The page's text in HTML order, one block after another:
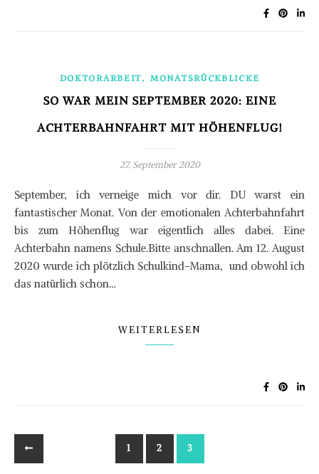
DOKTORARBEIT,MONATSRÜCKBLICKE
SO WAR MEIN SEPTEMBER 2020: EINE
ACHTERBAHNFAHRT MIT HÖHENFLUG!
27. September 2020
September, ich verneige mich vor dir. DU warst ein
fantastischer Monat. Von der emotionalen Achterbahnfahrt
bis zum Höhenflug war eigentlich alles dabei. Eine
Achterbahn namens Schule.Bitte anschnallen. Am 12. August
2020 wurde ich plötzlich Schulkind-Mama, und obwohl ich
das natürlich schon…
WEITERLESEN
1 2 3